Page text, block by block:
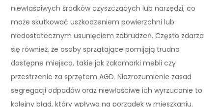
niewłaściwych środków czyszczących lub narzędzi, co
może skutkować uszkodzeniem powierzchni lub
niedostatecznym usunięciem zabrudzeń. Często zdarza
się również, że osoby sprzątające pomijają trudno
dostępne miejsca, takie jak zakamarki mebli czy
przestrzenie za sprzętem AGD. Niezrozumienie zasad
segregacji odpadów oraz niewłaściwe ich wyrzucanie to
kolejny błąd, który wpływa na porządek w mieszkaniu.